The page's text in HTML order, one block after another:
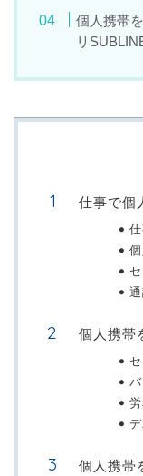
個人携帯
リ
仕事で個
個人携帯
個人携帯